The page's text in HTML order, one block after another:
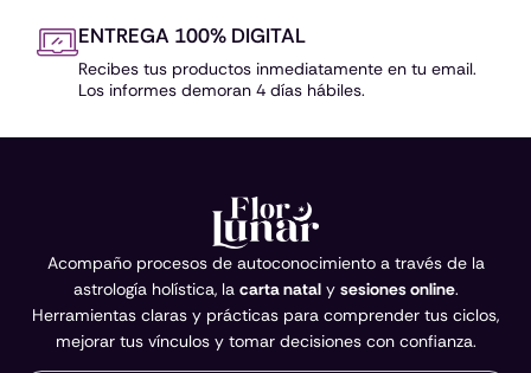
ENTREGA 100% DIGITAL
Recibes tus productos inmediatamente en tu email.
Los informes demoran 4 días hábiles.
Acompaño procesos de autoconocimiento a través de la
astrología holística, la carta nataly sesiones online.
Herramientas claras y prácticas para comprender tus ciclos,
mejorar tus vínculos y tomar decisiones con confianza.